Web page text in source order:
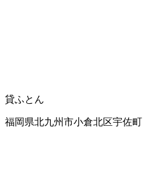
貸ふとん
福岡県北九州市小倉北区宇佐